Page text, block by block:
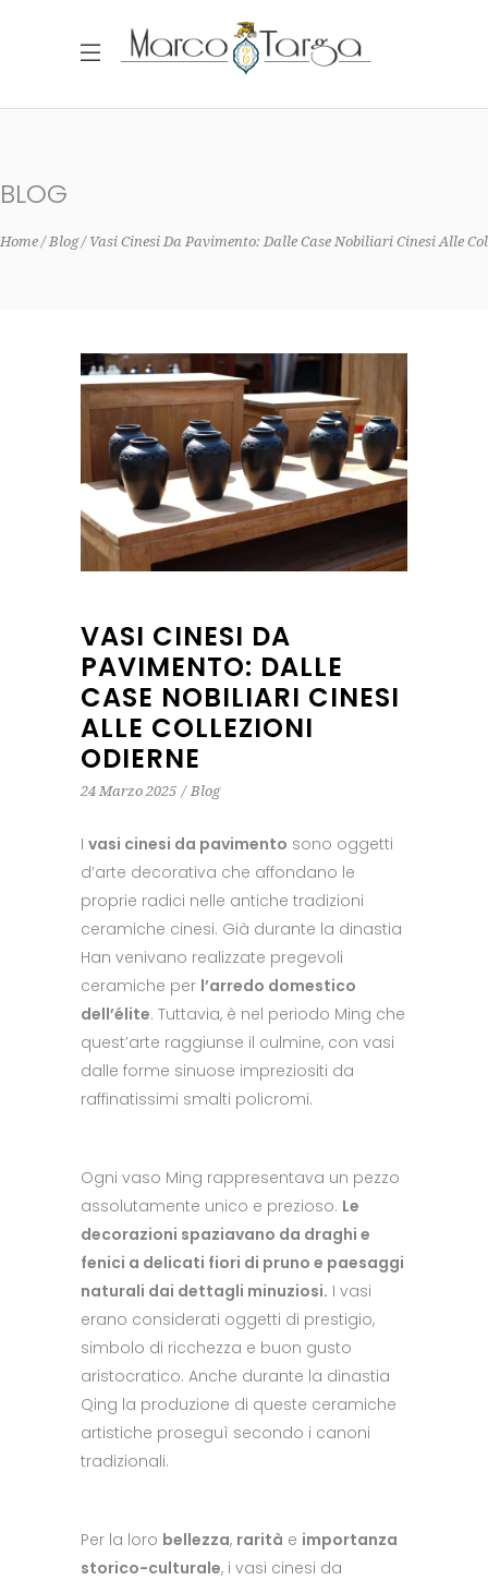
BLOG
Home Blog Vasi Cinesi Da Pavimento: Dalle Case Nobiliari Cinesi Alle
VASI CINESI DA
PAVIMENTO: DALLE
CASE NOBILIARI CINESI
ALLE COLLEZIONI
ODIERNE
24 Marzo 2025 Blog
I vasi cinesi da pavimento sono oggetti
d’arte decorativa che affondano le
proprie radici nelle antiche tradizioni
ceramiche cinesi. Già durante la dinastia
Han venivano realizzate pregevoli
ceramiche per l’arredo domestico
dell’élite. Tuttavia, è nel periodo Ming che
quest’arte raggiunse il culmine, con vasi
dalle forme sinuose impreziositi da
raffinatissimi smalti policromi.
Ogni vaso Ming rappresentava un pezzo
assolutamente unico e prezioso. Le
decorazioni spaziavano da draghi e
fenici a delicati fiori di pruno e paesaggi
naturali dai dettagli minuziosi. I vasi
erano considerati oggetti di prestigio,
simbolo di ricchezza e buon gusto
aristocratico. Anche durante la dinastia
Qing la produzione di queste ceramiche
artistiche proseguì secondo i canoni
tradizionali.
Per la loro bellezza, rarità e importanza
storico-culturale, i vasi cinesi da